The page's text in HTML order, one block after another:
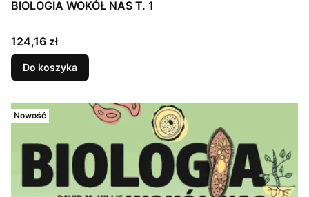
BIOLOGIA WOKÓŁ NAS T. 1
Cena
124,16 zł
Do koszyka
Nowość